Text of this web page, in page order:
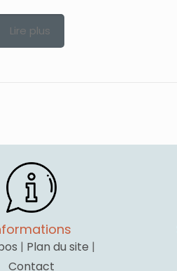
Lire plus
| Plan du site |
Contact